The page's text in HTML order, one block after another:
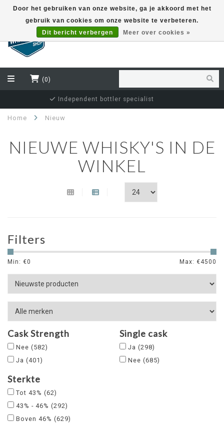
(0)
Secure and guaranteed delivery
Home Nieuw
NIEUWE WHISKY'S IN DE
WINKEL
Filters
Min: €0 Max: €4500
Cask Strength
Nee (582)
Ja (401)
Single cask
Ja (298)
Nee (685)
Sterkte
Tot 43% (62)
43% - 46% (292)
Boven 46% (629)
Door het gebruiken van onze website, ga je akkoord met het
gebruik van cookies om onze website te verbeteren.
Dit bericht verbergen
Meer over cookies »